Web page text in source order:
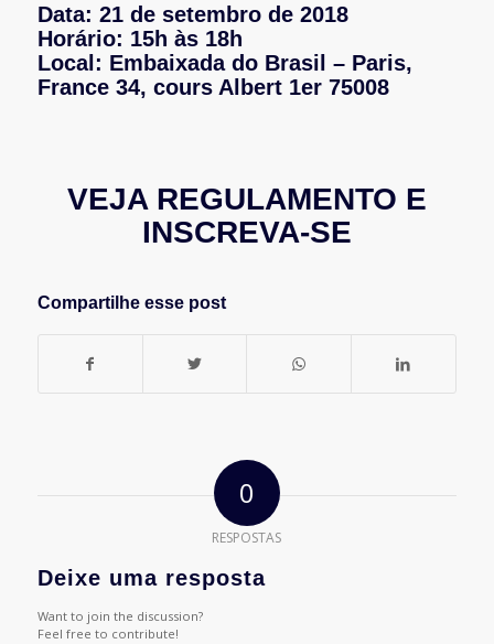
Data: 21 de setembro de 2018
Horário: 15h às 18h
Local: Embaixada do Brasil – Paris,
France 34, cours Albert 1er 75008
VEJA REGULAMENTO E
INSCREVA-SE
Compartilhe esse post
0
RESPOSTAS
Deixe uma resposta
Want to join the discussion?
Feel free to contribute!